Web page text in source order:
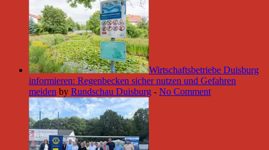
Wirtschaftsbetriebe Duisburg
informieren: Regenbecken sicher nutzen und Gefahren
meiden by Rundschau Duisburg - No Comment